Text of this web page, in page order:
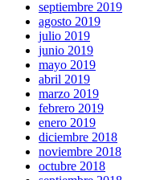
septiembre 2019
agosto 2019
julio 2019
junio 2019
mayo 2019
abril 2019
marzo 2019
febrero 2019
enero 2019
diciembre 2018
noviembre 2018
octubre 2018